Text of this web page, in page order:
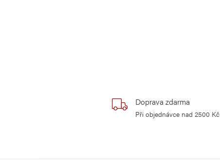
Doprava zdarma
Při objednávce nad 2500 Kč